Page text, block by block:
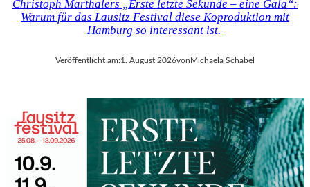
Christoph Marthalers „Erste letzte Sekunde – eine Gala“:
Warum für das Lausitz Festival diese Koproduktion mit
Hamburg so interessant ist.
Veröffentlicht am:1. August 2026von Michaela Schabel